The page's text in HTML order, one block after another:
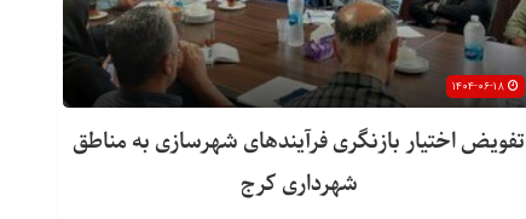
تفویض اختیار بازنگری فرآیندهای شهرسازی به مناطق
شهرداری کرج